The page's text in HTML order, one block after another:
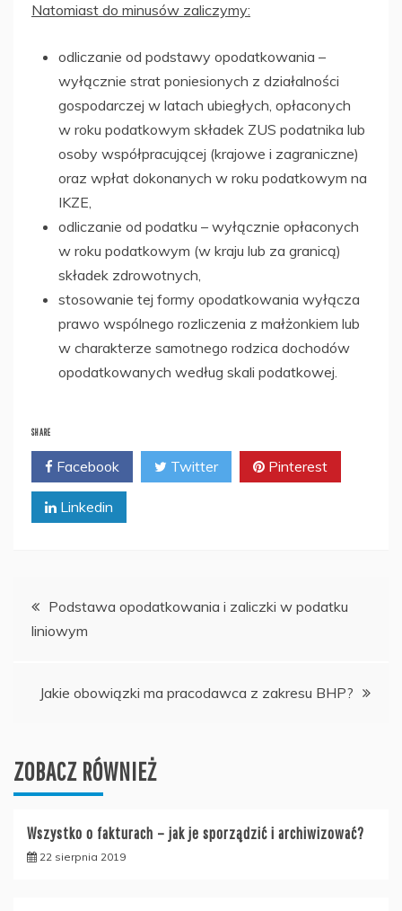
Natomiast do minusów zaliczymy:
odliczanie od podstawy opodatkowania –
wyłącznie strat poniesionych z działalności
gospodarczej w latach ubiegłych, opłaconych
w roku podatkowym składek ZUS podatnika lub
osoby współpracującej (krajowe i zagraniczne)
oraz wpłat dokonanych w roku podatkowym na
IKZE,
odliczanie od podatku – wyłącznie opłaconych
w roku podatkowym (w kraju lub za granicą)
składek zdrowotnych,
stosowanie tej formy opodatkowania wyłącza
prawo wspólnego rozliczenia z małżonkiem lub
w charakterze samotnego rodzica dochodów
opodatkowanych według skali podatkowej.
SHARE
Facebook Twitter Pinterest
Linkedin
Nawigacja
wpisu
Podstawa opodatkowania i zaliczki w podatku
liniowym
Jakie obowiązki ma pracodawca z zakresu BHP?
ZOBACZ RÓWNIEŻ
Wszystko o fakturach – jak je sporządzić i archiwizować?
22 sierpnia 2019